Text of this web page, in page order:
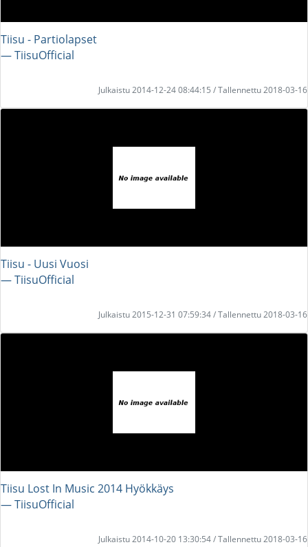
Tiisu - Partiolapset
― TiisuOfficial
Julkaistu 2014-12-24 08:44:15 / Tallennettu 2018-03-16
Tiisu - Uusi Vuosi
― TiisuOfficial
Julkaistu 2015-12-31 07:59:34 / Tallennettu 2018-03-16
Tiisu Lost In Music 2014 Hyökkäys
― TiisuOfficial
Julkaistu 2014-10-20 13:30:54 / Tallennettu 2018-03-16